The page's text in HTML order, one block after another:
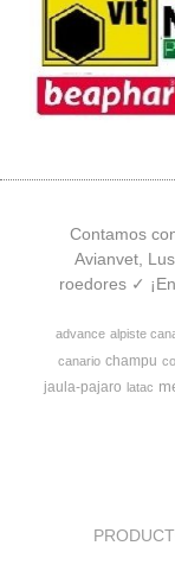
Contamos
Avianvet,
roedores ✓
advance alpiste
canario champu
jaula-pajaro latac